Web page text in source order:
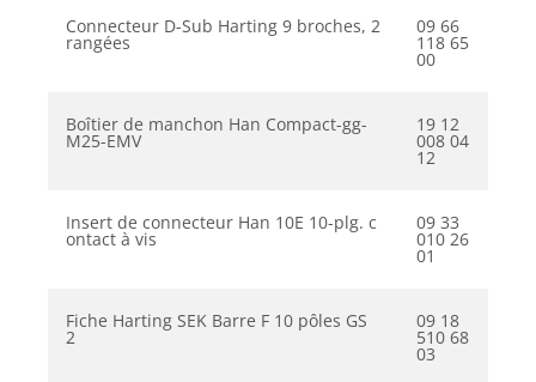
Connecteur D-Sub Harting 9 broches, 2
rangées
09 66
118 65
00
Boîtier de manchon Han Compact-gg-
M25-EMV
19 12
008 04
12
Insert de connecteur Han 10E 10-plg. c
ontact à vis
09 33
010 26
01
Fiche Harting SEK Barre F 10 pôles GS
2
09 18
510 68
03